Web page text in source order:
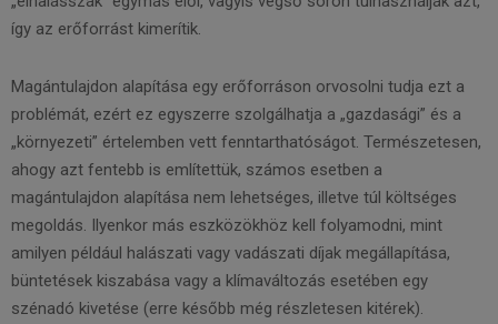
így az erőforrást kimerítik.
Magántulajdon alapítása egy erőforráson orvosolni tudja ezt a
problémát, ezért ez egyszerre szolgálhatja a „gazdasági” és a
„környezeti” értelemben vett fenntarthatóságot. Természetesen,
ahogy azt fentebb is említettük, számos esetben a
magántulajdon alapítása nem lehetséges, illetve túl költséges
megoldás. Ilyenkor más eszközökhöz kell folyamodni, mint
amilyen például halászati vagy vadászati díjak megállapítása,
büntetések kiszabása vagy a klímaváltozás esetében egy
szénadó kivetése (erre később még részletesen kitérek).